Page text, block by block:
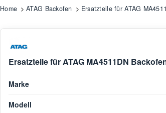
Home ATAG Backofen Ersatzteile für ATAG
Ersatzteile für ATAG MA4511DN
Marke
Modell